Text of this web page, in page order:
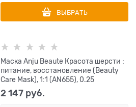
ВЫБРАТЬ
Маска Anju Beaute Красота шерсти :
питание, восстановление (Beauty
Care Mask), 1:1 (AN655), 0.25
2 147 руб.